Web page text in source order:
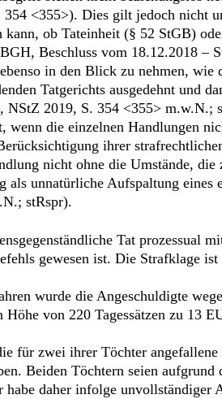
<355>). Dies gilt jedoch nicht
kann, ob Tateinheit (§ 52 StGB)
Beschluss vom 18.12.2018
in den Blick zu nehmen,
Tatgerichts ausgedehnt und
NStZ 2019, S. 354 <355>
wenn die einzelnen Handlungen
ihrer
nicht ohne die Umstände,
als unnatürliche Aufspaltung
stRspr).
Tat prozessual
gewesen ist. Die Strafklage
wurde die Angeschuldigte
Höhe von 220 Tagessätzen zu 13
für zwei ihrer Töchter
Beiden Töchtern seien
daher infolge